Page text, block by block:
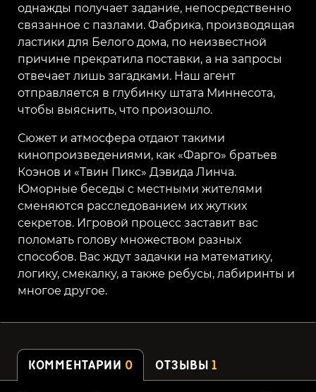
однажды получает задание, непосредственно
связанное с пазлами. Фабрика, производящая
ластики для Белого дома, по неизвестной
причине прекратила поставки, а на запросы
отвечает лишь загадками. Наш агент
отправляется в глубинку штата Миннесота,
чтобы выяснить, что произошло.
Сюжет и атмосфера отдают такими
кинопроизведениями, как «Фарго» братьев
Коэнов и «Твин Пикс» Дэвида Линча.
Юморные беседы с местными жителями
сменяются расследованием их жутких
секретов. Игровой процесс заставит вас
поломать голову множеством разных
способов. Вас ждут задачки на математику,
логику, смекалку, а также ребусы, лабиринты и
многое другое.
КОММЕНТАРИИ 0 ОТЗЫВЫ1